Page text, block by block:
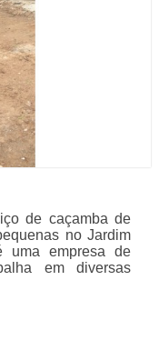
de caçamba de
no Jardim
uma empresa de
em diversas